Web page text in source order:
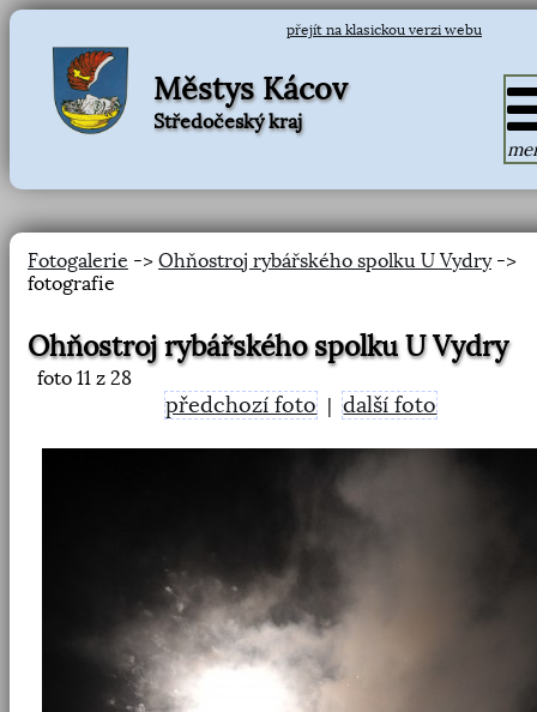
přejít na klasickou verzi webu
Městys Kácov
Středočeský kraj
Fotogalerie -> Ohňostroj rybářského spolku U Vydry->
fotografie
Ohňostroj rybářského spolku U Vydry
foto 11 z 28
předchozí foto |další foto